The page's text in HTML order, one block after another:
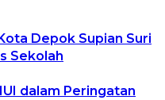
Depok Supian Suri
Sekolah
dalam Peringatan